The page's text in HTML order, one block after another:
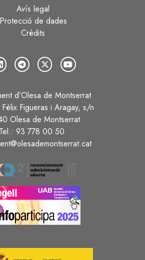
Avís legal
Protecció de dades
Crèdits
d’Olesa de Montserrat
Figueras i Aragay, s/n
Olesa de Montserrat
Tel.: 93 778 00 50